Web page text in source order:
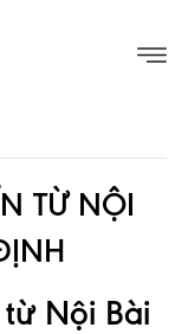
TỪ NỘI
Nội Bài